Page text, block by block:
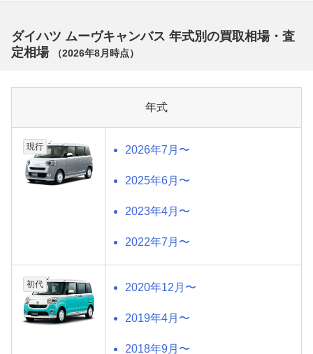
ダイハツ ムーヴキャンバス 年式別の買取相場・査
定相場
（2026年8月 時点）
年式
現行 2026年7月〜
2025年6月〜
2023年4月〜
2022年7月〜
初代 2020年12月〜
2019年4月〜
2018年9月〜